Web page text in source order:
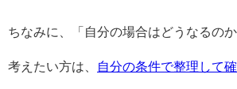
ちなみに、「自分の場合はどうなるの
考えたい方は、 自分の条件で整理して